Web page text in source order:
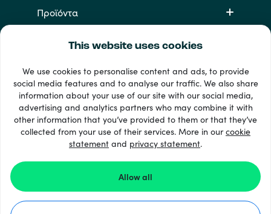
This website uses cookies
We use cookies to personalise content and ads, to provide
social media features and to analyse our traffic. We also share
information about your use of our site with our social media,
advertising and analytics partners who may combine it with
other information that you’ve provided to them or that they’ve
collected from your use of their services. More in ourcookie
statement and privacy statement.
Allow all
Προϊόντα
33 + τρόποι πληρωμής
Εμφάνιση όλων
© 2026 Recharge.com